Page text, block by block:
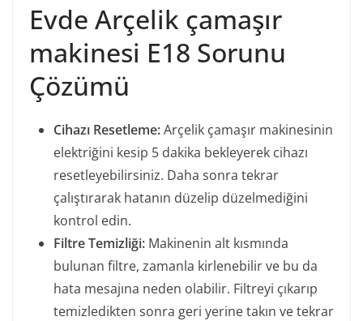
Evde Arçelik çamaşır
makinesi E18 Sorunu
Çözümü
Cihazı Resetleme:Arçelik çamaşır makinesinin
elektriğini kesip 5 dakika bekleyerek cihazı
resetleyebilirsiniz. Daha sonra tekrar
çalıştırarak hatanın düzelip düzelmediğini
kontrol edin.
Filtre Temizliği: Makinenin alt kısmında
bulunan filtre, zamanla kirlenebilir ve bu da
hata mesajına neden olabilir. Filtreyi çıkarıp
temizledikten sonra geri yerine takın ve tekrar